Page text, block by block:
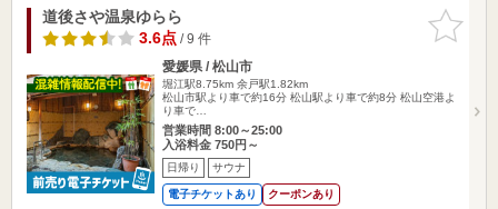
お気に入
りに追加
道後さや温泉ゆらら
3.6点/ 9 件
愛媛県 / 松山市
堀江駅8.75km 余戸駅1.82km
松山市駅より車で約16分 松山駅より車で約8分 松山空港よ
り車で…
営業時間 8:00～25:00
入浴料金 750円～
日帰り サウナ
電子チケットあり クーポンあり